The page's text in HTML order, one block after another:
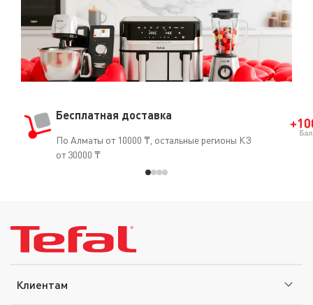
Бесплатная доставка
По Алматы от 10000 ₸, остальные регионы КЗ
от 30000 ₸
Клиентам